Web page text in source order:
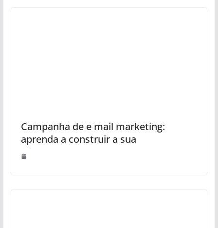
Campanha de e mail marketing:
aprenda a construir a sua